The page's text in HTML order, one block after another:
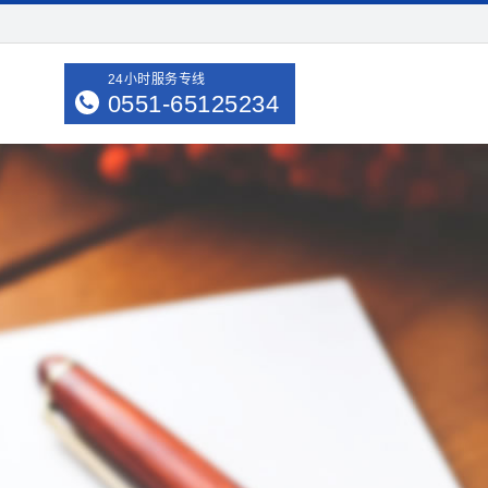
24小时服务专线
0551-65125234